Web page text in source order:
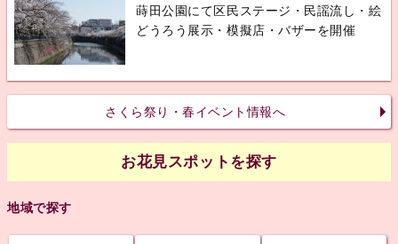
蒔田公園にて区民ステージ・民謡流し・絵
どうろう展示・模擬店・バザーを開催
さくら祭り・春イベント情報へ
お花見スポットを探す
地域で探す